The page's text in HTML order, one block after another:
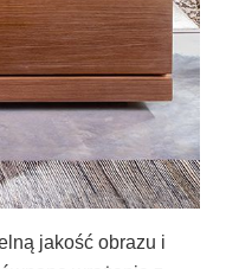
jakość obrazu i